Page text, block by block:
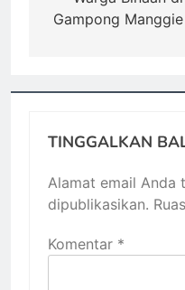
Gampong Manggie
TINGGALKAN
Alamat email Anda
dipublikasikan.
Komentar *